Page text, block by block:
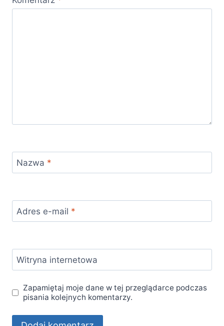
Nazwa *
Adres e-mail *
Witryna internetowa
Zapamiętaj moje dane w tej przeglądarce podczas
pisania kolejnych komentarzy.